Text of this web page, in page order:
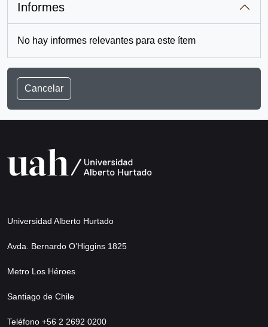
Informes
No hay informes relevantes para este ítem
Cancelar
Universidad Alberto Hurtado
Avda. Bernardo O’Higgins 1825
Metro Los Héroes
Santiago de Chile
Teléfono +56 2 2692 0200